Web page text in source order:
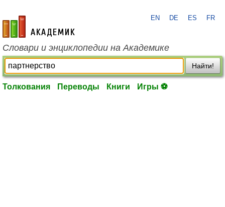
academic.ru
EN DE ES FR
Словари и энциклопедии на Академике
Найти!
Толкования Переводы Книги Игры ⚽